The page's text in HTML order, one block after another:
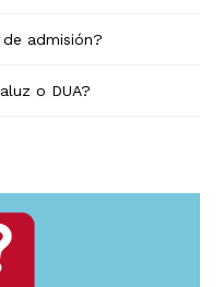
admisión?
o DUA?